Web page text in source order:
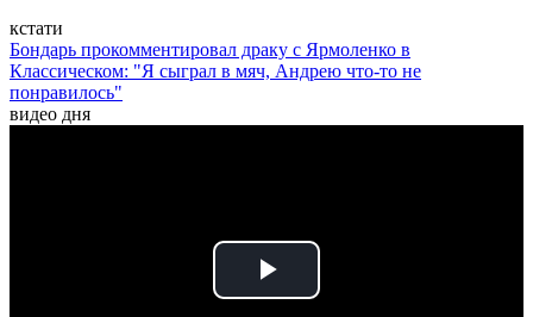
кстати
Бондарь прокомментировал драку с Ярмоленко в
Классическом: "Я сыграл в мяч, Андрею что-то не
понравилось"
видео дня
Play